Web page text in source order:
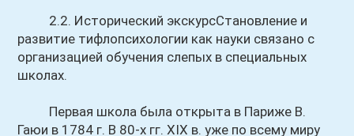
2.2. Исторический экскурсСтановление и
развитие тифлопсихологии как науки связано с
организацией обучения слепых в специальных
школах.
Первая школа была открыта в Париже В.
Гаюи в 1784 г. В 80-х гг. XIX в. уже по всему миру